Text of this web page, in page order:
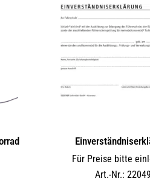
Für Preise bitte
Art.-Nr.: 22049